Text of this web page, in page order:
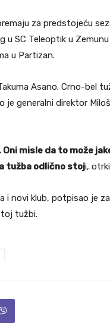
za predstojeću
SC Teleoptik u
u Partizan.
Asano. Crno-bel
je generalni direktor
misle da to može
tužba odlično stoji,
i novi klub, potpisao je
tužbi.